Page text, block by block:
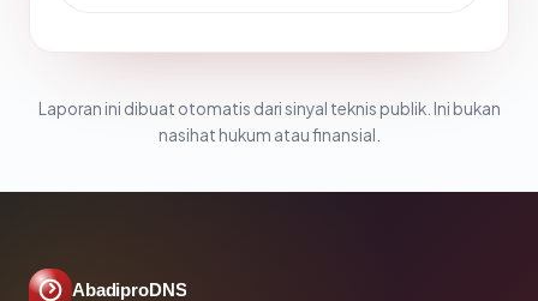
Laporan ini dibuat otomatis dari sinyal teknis publik. Ini bukan
nasihat hukum atau finansial.
AbadiproDNS